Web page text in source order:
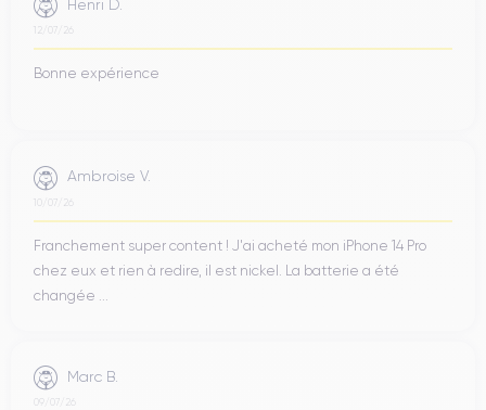
Henri D.
12/07/26
Bonne expérience
Ambroise V.
10/07/26
Franchement super content ! J'ai acheté mon iPhone 14 Pro
chez eux et rien à redire, il est nickel. La batterie a été
changée ...
Marc B.
09/07/26